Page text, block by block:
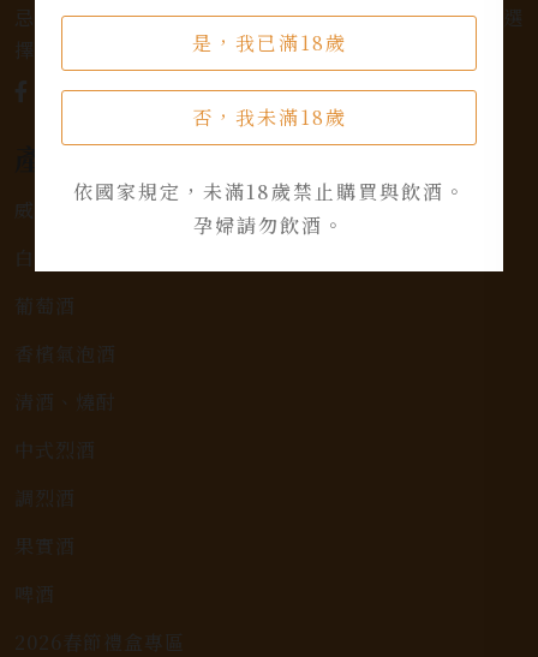
是，我已滿18歲
否，我未滿18歲
依國家規定，未滿18歲禁止購買與飲酒。
孕婦請勿飲酒。
忌，或者尋求一款特殊的葡萄酒，我們都有廣泛的選
擇，滿足您的個人口味和喜好。
產品類別
威士忌
白蘭地
葡萄酒
香檳氣泡酒
清酒、燒酎
中式烈酒
調烈酒
果實酒
啤酒
2026春節禮盒專區